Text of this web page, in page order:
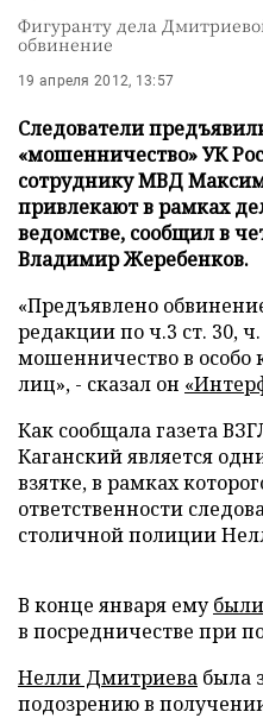
Фигуранту дела
обвинение
19 апреля 2012, 13:57
Следователи
«мошенничество» УК
сотруднику МВД
привлекают в рамках
ведомстве, сообщил в
Владимир Жеребенков.
«Предъявлено
редакции по ч.3 ст. 30,
мошенничество в особо
лиц», - сказал он
Как сообщала газета
Каганский является
взятке, в рамках
ответственности
столичной полиции
В конце января ему
в посредничестве при
Нелли Дмитриева была
подозрению в